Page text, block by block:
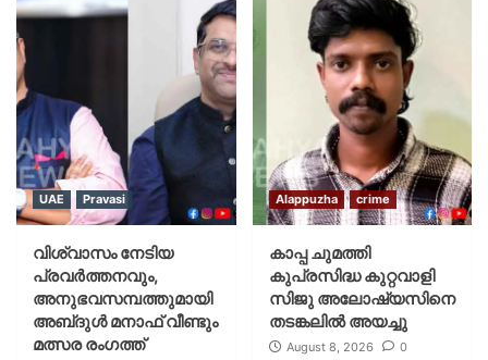
UAE Pravasi
വിശ്വാസം നേടിയ
പ്രവർത്തനവും,
അനുഭവസമ്പത്തുമായി
അബ്‌ദുൾ മനാഫ് വീണ്ടും
മത്സര രംഗത്ത്
Alappuzha crime
കാപ്പ ചുമത്തി
കുപ്രസിദ്ധ കുറ്റവാളി
സിജു അലോഷ്യസിനെ
തടങ്കലിൽ അയച്ചു
August 8, 2026 0